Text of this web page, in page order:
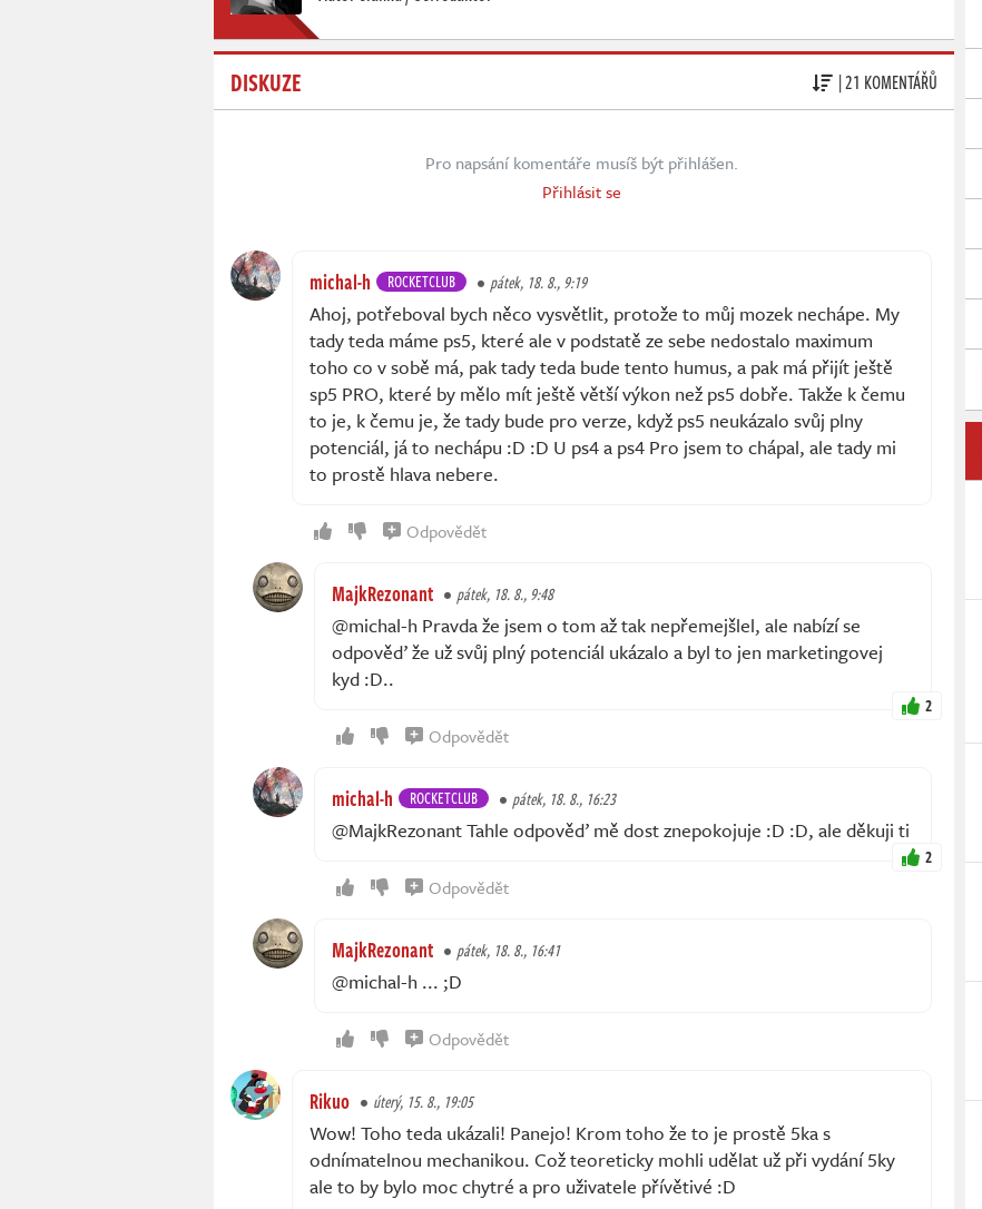
DISKUZE | 21 KOMENTÁŘŮ
Pro napsání komentáře musíš být přihlášen.
Přihlásit se
michal-h ROCKETCLUB pátek, 18. 8., 9:19
Ahoj, potřeboval bych něco vysvětlit, protože to můj mozek nechápe. My
tady teda máme ps5, které ale v podstatě ze sebe nedostalo maximum
toho co v sobě má, pak tady teda bude tento humus, a pak má přijít ještě
sp5 PRO, které by mělo mít ještě větší výkon než ps5 dobře. Takže k čemu
to je, k čemu je, že tady bude pro verze, když ps5 neukázalo svůj plny
potenciál, já to nechápu :D :D U ps4 a ps4 Pro jsem to chápal, ale tady mi
to prostě hlava nebere.
Odpovědět
MajkRezonant pátek, 18. 8., 9:48
@michal-h Pravda že jsem o tom až tak nepřemejšlel, ale nabízí se
odpověď že už svůj plný potenciál ukázalo a byl to jen marketingovej
kyd :D..
2
Odpovědět
michal-h ROCKETCLUB pátek, 18. 8., 16:23
@MajkRezonant Tahle odpověď mě dost znepokojuje :D :D, ale děkuji ti
2
Odpovědět
MajkRezonant pátek, 18. 8., 16:41
@michal-h ... ;D
Odpovědět
Rikuo úterý, 15. 8., 19:05
Wow! Toho teda ukázali! Panejo! Krom toho že to je prostě 5ka s
odnímatelnou mechanikou. Což teoreticky mohli udělat už při vydání 5ky
ale to by bylo moc chytré a pro uživatele přívětivé :D